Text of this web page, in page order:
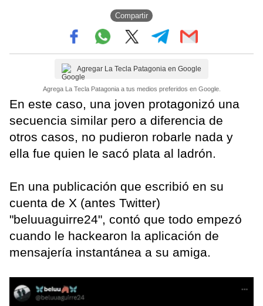
Compartir
Agregar La Tecla Patagonia en Google
Agrega La Tecla Patagonia a tus medios preferidos en Google.
En este caso, una joven protagonizó una
secuencia similar pero a diferencia de
otros casos, no pudieron robarle nada y
ella fue quien le sacó plata al ladrón.
En una publicación que escribió en su
cuenta de X (antes Twitter)
"beluuaguirre24", contó que todo empezó
cuando le hackearon la aplicación de
mensajería instantánea a su amiga.